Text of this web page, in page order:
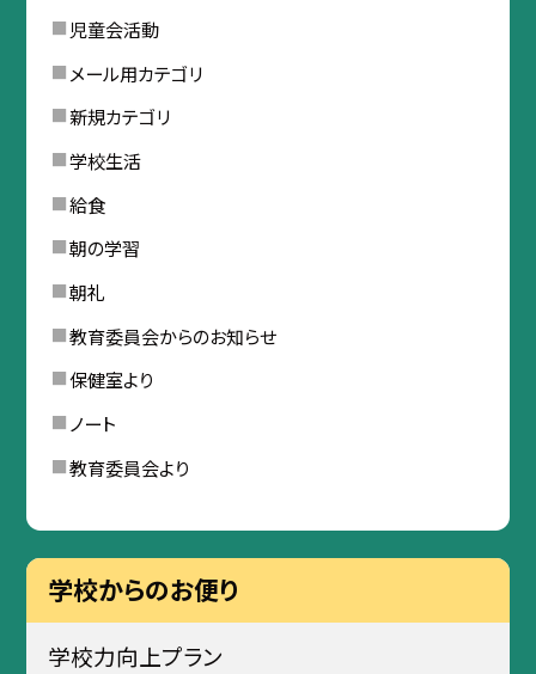
児童会活動
メール用カテゴリ
新規カテゴリ
学校生活
給食
朝の学習
朝礼
教育委員会からのお知らせ
保健室より
ノート
教育委員会より
学校からのお便り
学校力向上プラン